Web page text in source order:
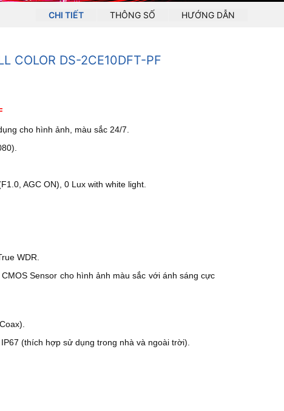
CHI TIẾT THÔNG SỐ HƯỚNG DẪN
COLOR DS-2CE10DFT-PF
cho hình ảnh, màu sắc 24/7.
AGC ON), 0 Lux with white light.
WDR.
Sensor cho hình ảnh màu sắc với ánh sáng cực
(thích hợp sử dụng trong nhà và ngoài trời).